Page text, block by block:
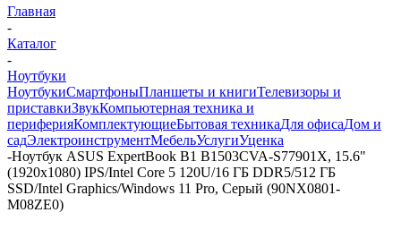
Главная
-
Каталог
-
Ноутбуки
НоутбукиСмартфоныПланшеты и книгиТелевизоры и
приставкиЗвукКомпьютерная техника и
периферияКомплектующиеБытовая техникаДля офисаДом и
садЭлектроинструментМебельУслугиУценка
-Ноутбук ASUS ExpertBook B1 B1503CVA-S77901X, 15.6"
(1920x1080) IPS/Intel Core 5 120U/16 ГБ DDR5/512 ГБ
SSD/Intel Graphics/Windows 11 Pro, Серый (90NX0801-
M08ZE0)